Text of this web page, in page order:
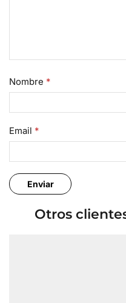
Nombre *
Email *
Otros